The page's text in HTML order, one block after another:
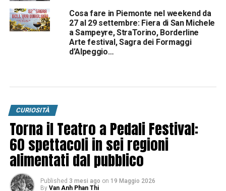
Cosa fare in Piemonte nel weekend da
27 al 29 settembre: Fiera di San Michele
a Sampeyre, StraTorino, Borderline
Arte festival, Sagra dei Formaggi
d’Alpeggio…
CURIOSITÀ
Torna il Teatro a Pedali Festival:
60 spettacoli in sei regioni
alimentati dal pubblico
Published 3 mesi ago on 19 Maggio 2026
By Van Anh Phan Thi